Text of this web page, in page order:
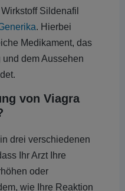
Sildenafil
. Hierbei
Medikament, das
dem Aussehen
von Viagra
drei verschiedenen
Ihr Arzt Ihre
oder
wie Ihre Reaktion